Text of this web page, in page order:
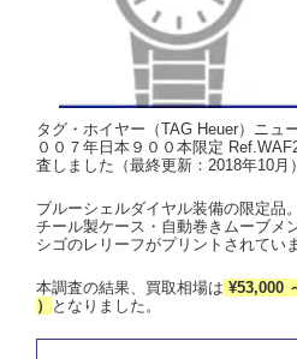
タグ・ホイヤー（TAG Heuer）ニュ
００７年日本９００本限定
査しました（最終更新：2018年10月
ブルーシェルダイヤル装備の限定品
チール製ケース・自動巻きムーブメ
シゴのレリーフがプリントされてい
本調査の結果、買取相場は ¥53,000
）
となりました。